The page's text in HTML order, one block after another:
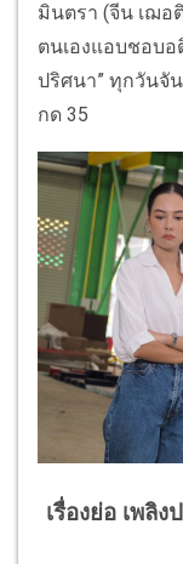
มินตรา (จีน เฌอ
ตนเองแอบชอบอ
ปริศนา” ทุกวันจัน
กด 35
เรื่องย่อ เพลิ